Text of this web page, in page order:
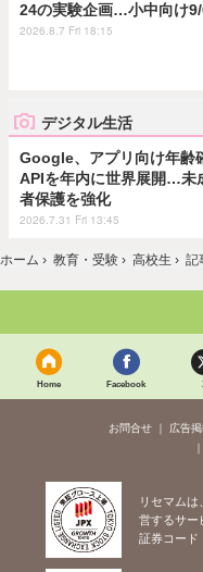
24の実験企画…小中向け
2026.8.7 Fri 18:15
デジタル生活
Google、アプリ向け年齢
APIを年内に世界展開…未
者保護を強化
2026.7.31 Fri 13:45
ホーム › 教育・受験 › 高校生 › 記
Home Facebook
お問合せ 広告
リセマム
営するサー
証券コード